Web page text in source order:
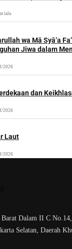
lalu
wa Mā Syā’a
Jiwa dalam
2026
dan
2026
Laut
2026
Barat Dalam II C
Selatan, Daerah